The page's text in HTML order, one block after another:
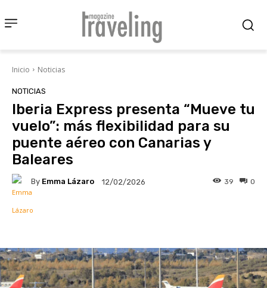
Inicio Noticias
NOTICIAS
Iberia Express presenta “Mueve tu
vuelo”: más flexibilidad para su
puente aéreo con Canarias y
Baleares
By Emma Lázaro 12/02/2026 0
39